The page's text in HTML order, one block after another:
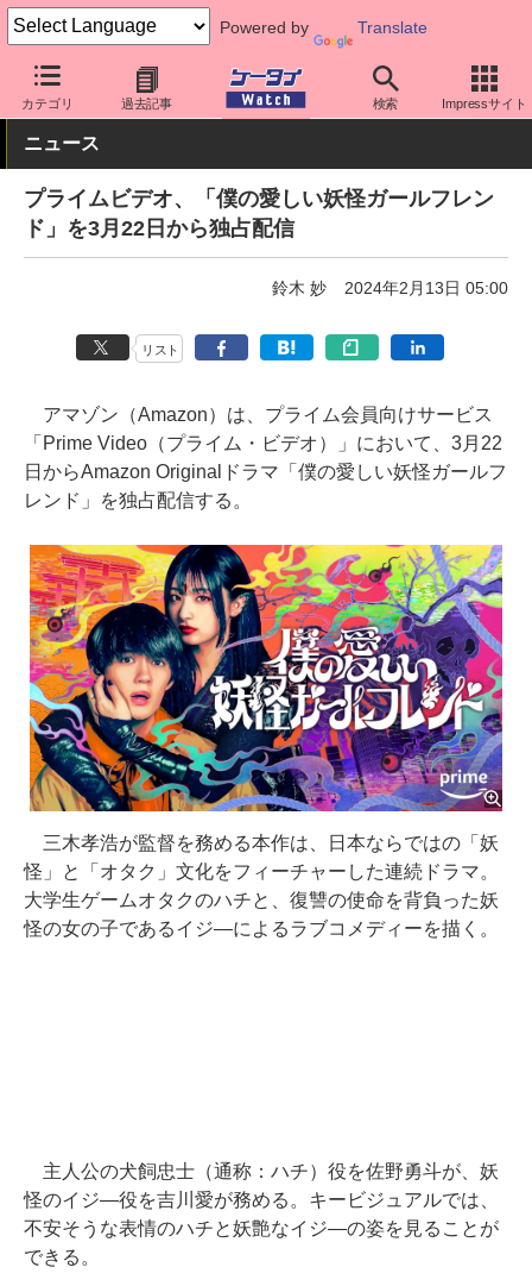
Powered by Translate
カテゴリ 過去記事 検索 Impressサイト
ケータイ Watch アプリ・サービス 動画・音楽・ゲーム
ニュース
プライムビデオ、「僕の愛しい妖怪ガールフレン
ド」を3月22日から独占配信
鈴木 妙 2024年2月13日 05:00
リスト
アマゾン（Amazon）は、プライム会員向けサービス
「Prime Video（プライム・ビデオ）」において、3月22
日からAmazon Originalドラマ「僕の愛しい妖怪ガールフ
レンド」を独占配信する。
三木孝浩が監督を務める本作は、日本ならではの「妖
怪」と「オタク」文化をフィーチャーした連続ドラマ。
大学生ゲームオタクのハチと、復讐の使命を背負った妖
怪の女の子であるイジ―によるラブコメディーを描く。
主人公の犬飼忠士（通称：ハチ）役を佐野勇斗が、妖
怪のイジ―役を吉川愛が務める。キービジュアルでは、
不安そうな表情のハチと妖艶なイジ―の姿を見ることが
できる。